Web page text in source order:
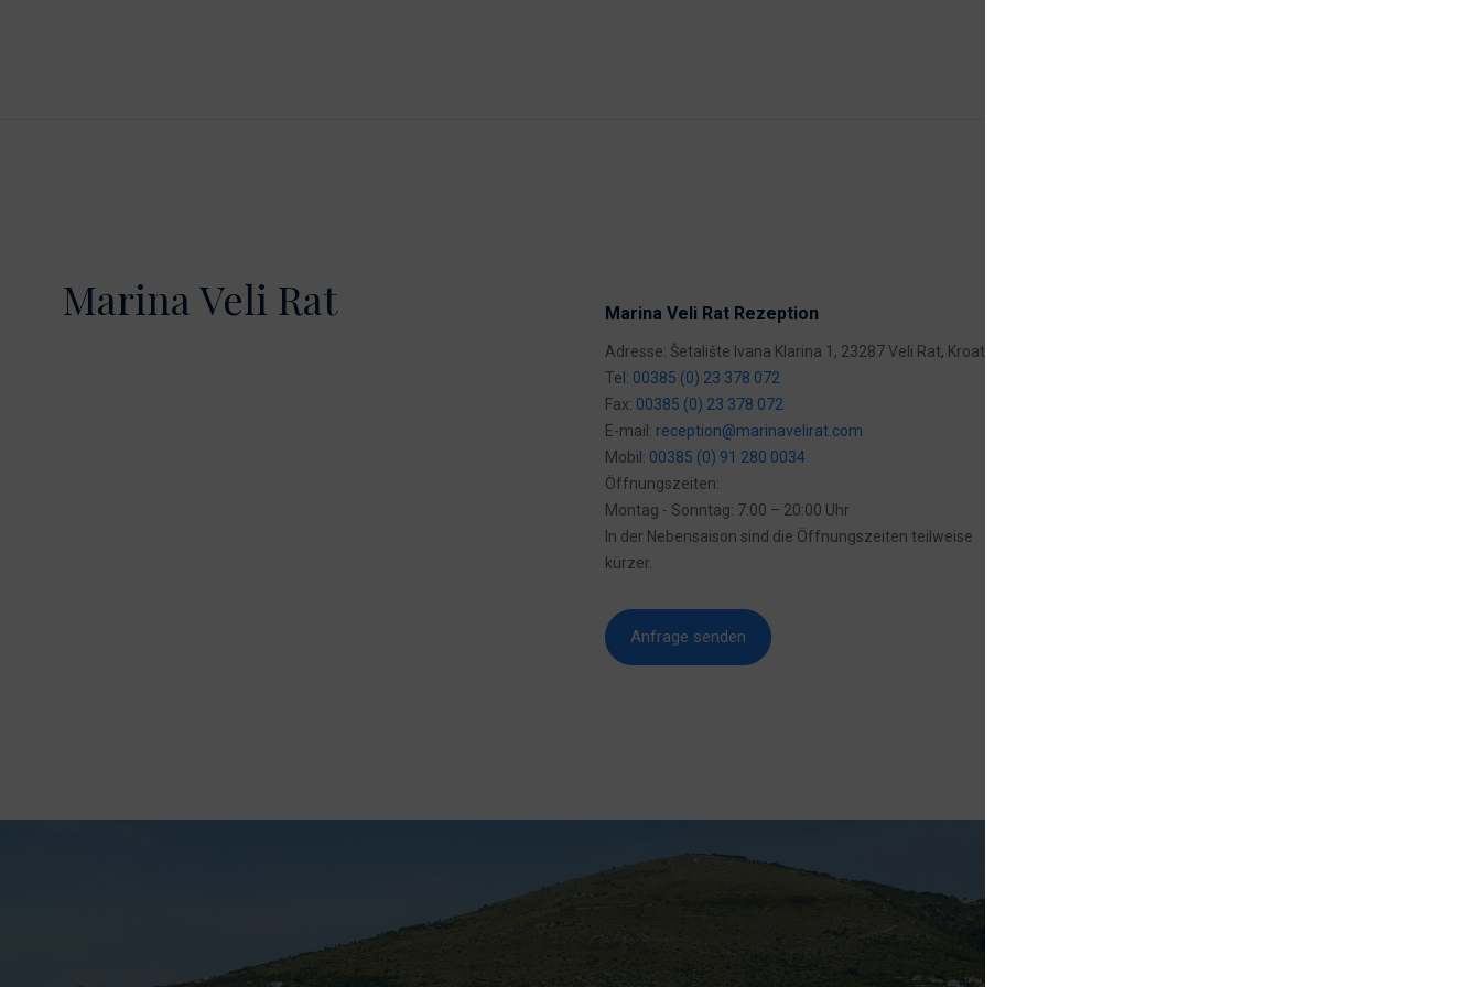
Marina Veli Rat Marina Veli Rat Rezeption
Adresse: Šetalište Ivana Klarina 1, 23287 Veli Rat, Kroatien
Tel: 00385 (0) 23 378 072
Fax: 00385 (0) 23 378 072
E-mail: reception@marinavelirat.com
Mobil: 00385 (0) 91 280 0034
Öffnungszeiten:
Montag - Sonntag: 7:00 – 20:00 Uhr
In der Nebensaison sind die Öffnungszeiten teilweise
kürzer.
Anfrage senden